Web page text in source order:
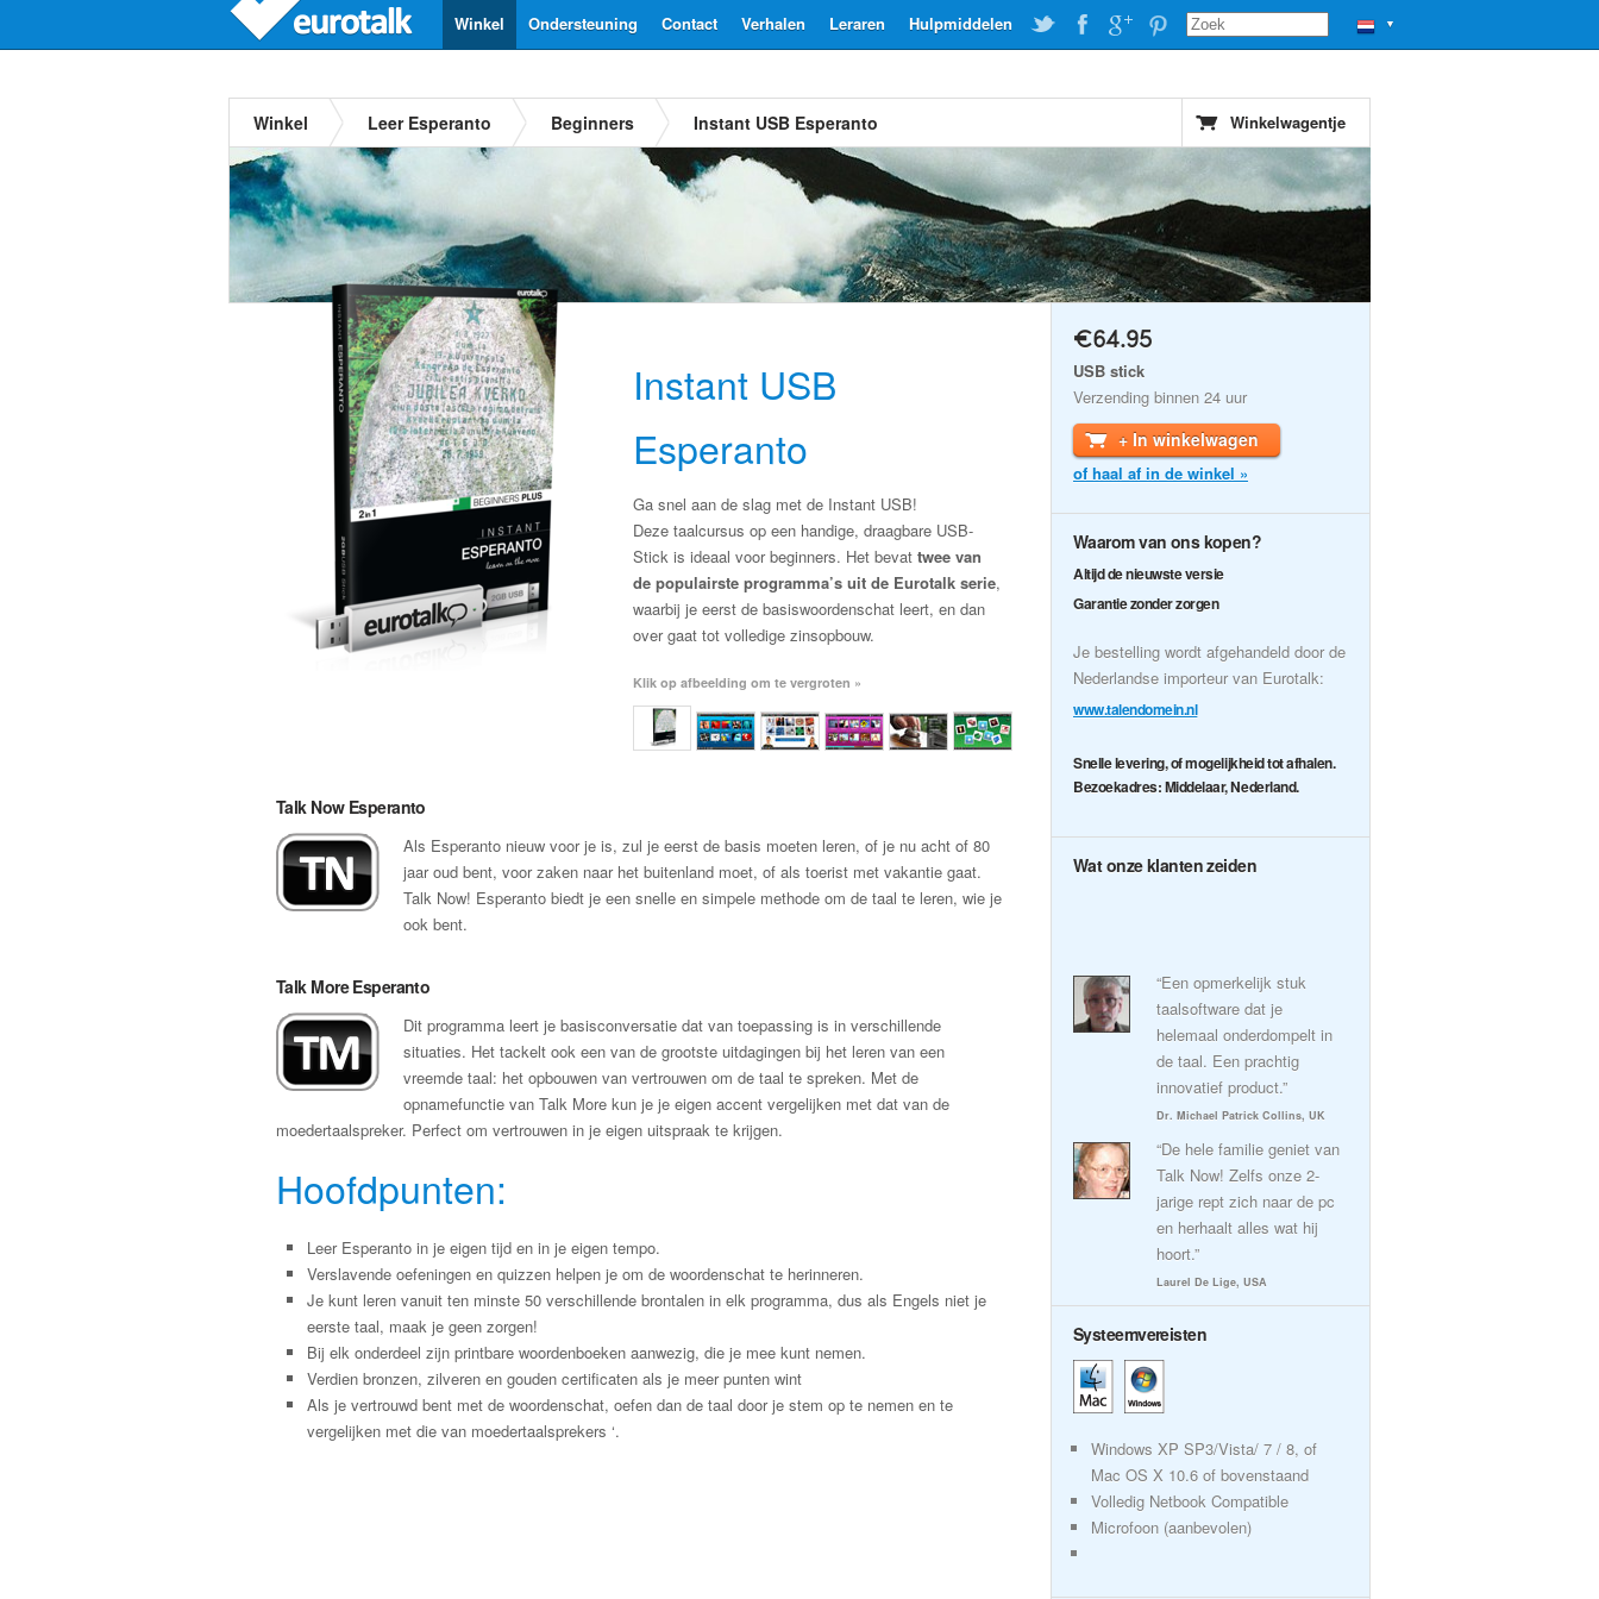
▼
Hulpmiddelen
Leraren
Verhalen
Contact
Ondersteuning
Winkel
Winkel Leer Esperanto Beginners Instant USB Esperanto Winkelwagentje
Instant USB
Esperanto
Ga snel aan de slag met de Instant USB!
Deze taalcursus op een handige, draagbare USB-
Stick is ideaal voor beginners. Het bevat twee van
de populairste programma’s uit de Eurotalk serie,
waarbij je eerst de basiswoordenschat leert, en dan
over gaat tot volledige zinsopbouw.
Klik op afbeelding om te vergroten »
Talk Now Esperanto
Als Esperanto nieuw voor je is, zul je eerst de basis moeten leren, of je nu acht of 80
jaar oud bent, voor zaken naar het buitenland moet, of als toerist met vakantie gaat.
Talk Now! Esperanto biedt je een snelle en simpele methode om de taal te leren, wie je
ook bent.
Talk More Esperanto
Dit programma leert je basisconversatie dat van toepassing is in verschillende
situaties. Het tackelt ook een van de grootste uitdagingen bij het leren van een
vreemde taal: het opbouwen van vertrouwen om de taal te spreken. Met de
opnamefunctie van Talk More kun je je eigen accent vergelijken met dat van de
moedertaalspreker. Perfect om vertrouwen in je eigen uitspraak te krijgen.
Hoofdpunten:
Leer Esperanto in je eigen tijd en in je eigen tempo.
Verslavende oefeningen en quizzen helpen je om de woordenschat te herinneren.
Je kunt leren vanuit ten minste 50 verschillende brontalen in elk programma, dus als Engels niet je
eerste taal, maak je geen zorgen!
Bij elk onderdeel zijn printbare woordenboeken aanwezig, die je mee kunt nemen.
Verdien bronzen, zilveren en gouden certificaten als je meer punten wint
Als je vertrouwd bent met de woordenschat, oefen dan de taal door je stem op te nemen en te
vergelijken met die van moedertaalsprekers ‘.
€64.95
USB stick
Verzending binnen 24 uur
+ In winkelwagen
of haal af in de winkel »
Waarom van ons kopen?
Altijd de nieuwste versie
Garantie zonder zorgen
Je bestelling wordt afgehandeld door de
Nederlandse importeur van Eurotalk:
www.talendomein.nl
Snelle levering, of mogelijkheid tot afhalen.
Bezoekadres: Middelaar, Nederland.
Wat onze klanten zeiden
“Een opmerkelijk stuk
taalsoftware dat je
helemaal onderdompelt in
de taal. Een prachtig
innovatief product.”
Dr. Michael Patrick Collins, UK
“De hele familie geniet van
Talk Now! Zelfs onze 2-
jarige rept zich naar de pc
en herhaalt alles wat hij
hoort.”
Laurel De Lige, USA
Systeemvereisten
Windows XP SP3/Vista/ 7 / 8, of
Mac OS X 10.6 of bovenstaand
Volledig Netbook Compatible
Microfoon (aanbevolen)